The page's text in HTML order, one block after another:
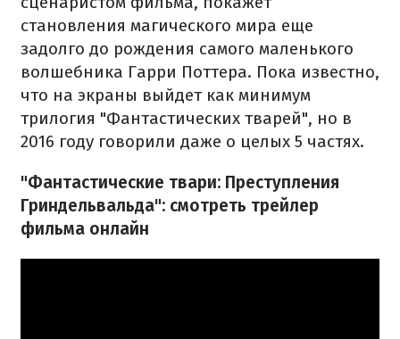
становления магического мира еще
задолго до рождения самого маленького
волшебника Гарри Поттера. Пока известно,
что на экраны выйдет как минимум
трилогия "Фантастических тварей", но в
2016 году говорили даже о целых 5 частях.
"Фантастические твари: Преступления
Гриндельвальда": смотреть трейлер
фильма онлайн